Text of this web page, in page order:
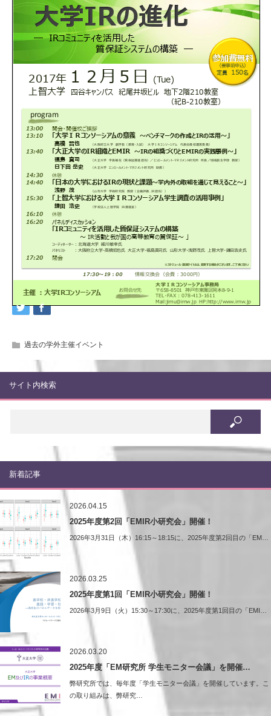
過去の学外主催イベント
サイト内検索
新着記事
2026.04.15
2025年度第2回「EMIR小研究会」開催！
2026年3月31日（木）16:15～18:15に、2025年度第2回目の「EM…
2026.03.25
2025年度第1回「EMIR小研究会」開催！
2026年3月9日（火）15:30～17:30に、2025年度第1回目の「EMI…
2026.03.20
2025年度「EM研究所 学生モニター会議」を開催…
弊研究所では、毎年度「学生モニター会議」を開催しています。こ
の取り組みは、弊研究…